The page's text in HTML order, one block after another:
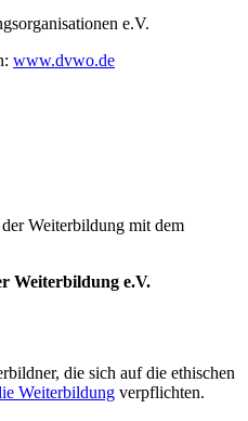
e.V.
www.dvwo.de
Weiterbildung mit dem
Weiterbildung e.V.
die sich auf die ethischen
Weiterbildung verpflichten.